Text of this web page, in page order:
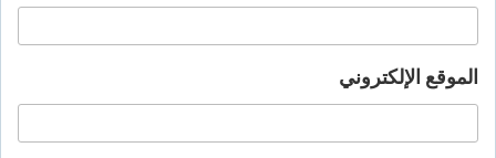
الموقع الإلكتروني